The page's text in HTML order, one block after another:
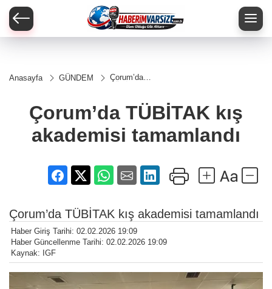
Anasayfa GÜNDEM
Çorum’da
akademisi
tamamlandı
Çorum’da TÜBİTAK kış
akademisi tamamlandı
Çorum’da TÜBİTAK kış akademisi tamamlandı
Haber Giriş Tarihi: 02.02.2026 19:09
Haber Güncellenme Tarihi: 02.02.2026 19:09
Kaynak: IGF